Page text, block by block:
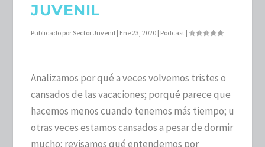
JUVENIL
Publicado por Sector Juvenil | Ene 23, 2020 | Podcast |
Analizamos por qué a veces volvemos tristes o
cansados de las vacaciones; porqué parece que
hacemos menos cuando tenemos más tiempo; u
otras veces estamos cansados a pesar de dormir
mucho; revisamos qué entendemos por